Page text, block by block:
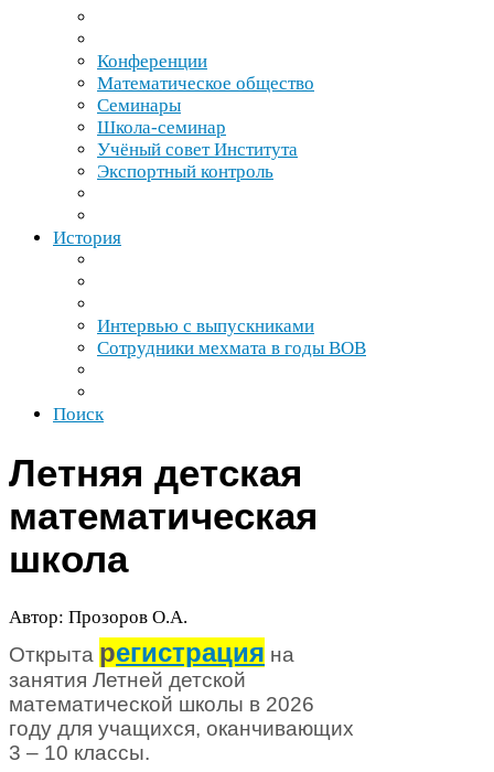
Конференции
Математическое общество
Семинары
Школа-​семинар
Учёный совет Института
Экспортный контроль
История
Интервью с выпускниками
Сотрудники мехмата в годы ВОВ
Поиск
Летняя детская
математическая
школа
Автор: Прозоров О.А.
Открыта регистрация на
занятия Летней детской
математической школы в 2026
году для учащихся, оканчивающих
3 – 10 классы.